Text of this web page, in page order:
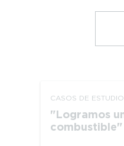
CASOS DE ESTUDIO
Logramos
combustible